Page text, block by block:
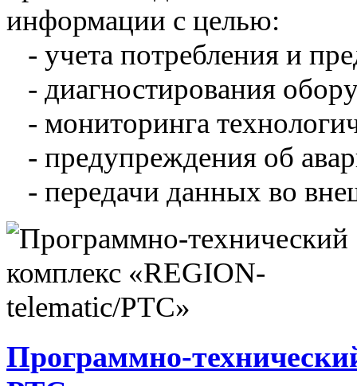
информации с целью:
- учета потребления и
- диагностирования
- мониторинга
- предупреждения об
- передачи данных во
Программно-